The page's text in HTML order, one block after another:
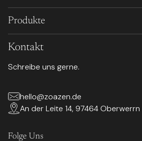
Produkte
Kontakt
Schreibe uns gerne.
hello@zoazen.de
An der Leite 14, 97464 Oberwerrn
Folge Uns